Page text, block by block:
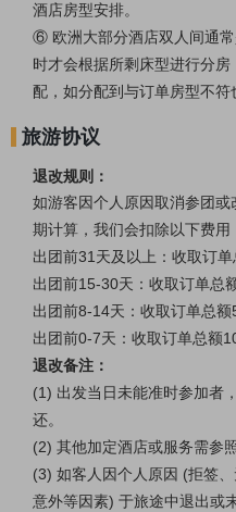
酒店房型安排。
⑥ 欧洲大部分酒店双人间通
时才会根据所剩床型进行分
配，如分配到与订单房型不符
旅游协议
退改规则：
如游客因个人原因取消参团
期计算，我们会扣除以下费用
出团前31天及以上：收取订单
出团前15-30天：收取订单总
出团前8-14天：收取订单总额
出团前0-7天：收取订单总额
退改备注：
(1) 出发当日未能准时参加者
还。
(2) 其他加定酒店或服务需参
(3) 如客人因个人原因 (拒签
意外等因素) 于旅途中退出或